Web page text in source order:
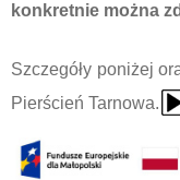
konkretnie można
Szczegóły poniżej
Pierścień Tarnowa.